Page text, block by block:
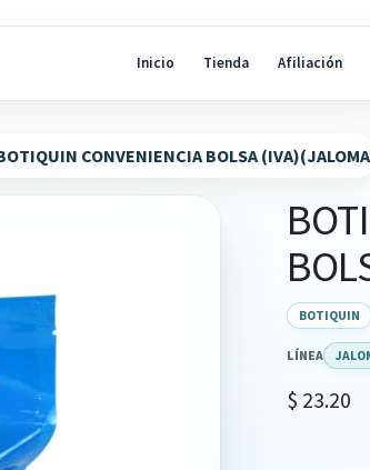
Inicio Tienda Afiliación
CONVENIENCIA BOLSA
BOTIQUIN
LÍNEA
$ 23.20